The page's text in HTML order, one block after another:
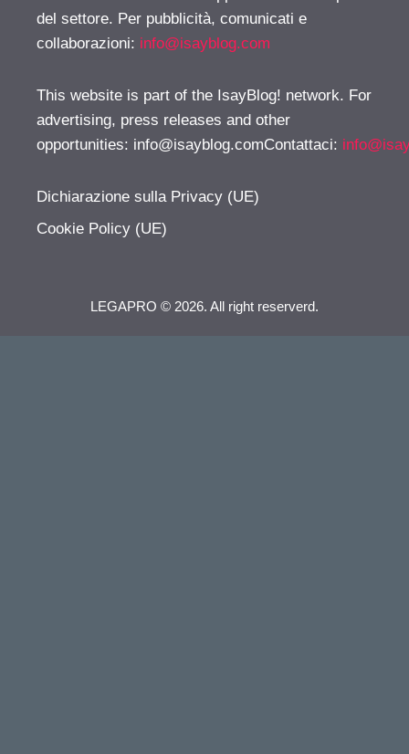
del settore. Per pubblicità, comunicati e
collaborazioni: info@isayblog.com
This website is part of the IsayBlog! network. For
advertising, press releases and other
opportunities: info@isayblog.comContattaci:
Dichiarazione sulla Privacy (UE)
Cookie Policy (UE)
LEGAPRO © 2026. All right reserverd.